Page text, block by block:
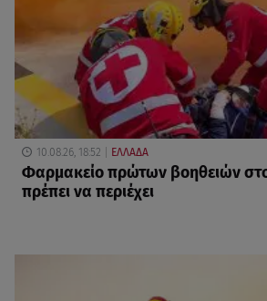
10.08.26, 18:52 ΕΛΛΑΔΑ
Φαρμακείο πρώτων βοηθειών στο
πρέπει να περιέχει